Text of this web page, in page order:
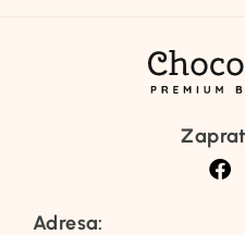
Adresa: